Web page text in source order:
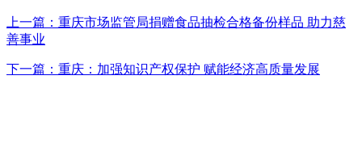
上一篇：重庆市场监管局捐赠食品抽检合格备份样品 助力慈
善事业
下一篇：重庆：加强知识产权保护 赋能经济高质量发展